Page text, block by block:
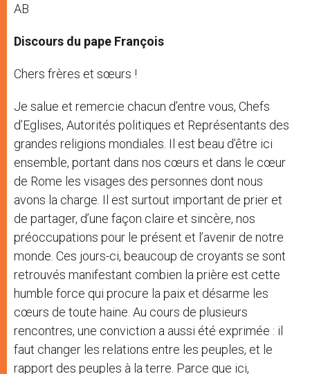
AB
Discours du pape François
Chers frères et sœurs !
Je salue et remercie chacun d’entre vous, Chefs
d’Eglises, Autorités politiques et Représentants des
grandes religions mondiales. Il est beau d’être ici
ensemble, portant dans nos cœurs et dans le cœur
de Rome les visages des personnes dont nous
avons la charge. Il est surtout important de prier et
de partager, d’une façon claire et sincère, nos
préoccupations pour le présent et l’avenir de notre
monde. Ces jours-ci, beaucoup de croyants se sont
retrouvés manifestant combien la prière est cette
humble force qui procure la paix et désarme les
cœurs de toute haine. Au cours de plusieurs
rencontres, une conviction a aussi été exprimée : il
faut changer les relations entre les peuples, et le
rapport des peuples à la terre. Parce que ici,